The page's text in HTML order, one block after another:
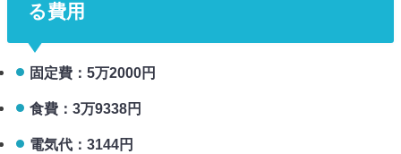
る費用
固定費：5万2000円
食費：3万9338円
電気代：3144円